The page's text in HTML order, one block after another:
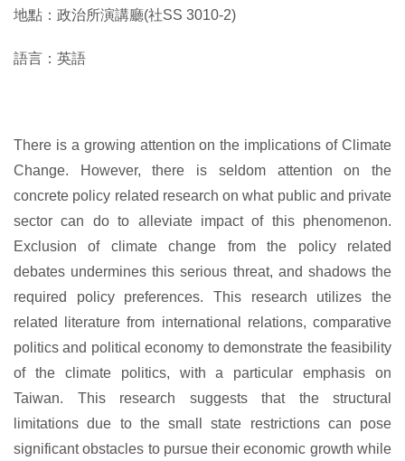
地點：政治所演講廳(社SS 3010-2)
語言：英語
There is a growing attention on the implications of Climate
Change. However, there is seldom attention on the
concrete policy related research on what public and private
sector can do to alleviate impact of this phenomenon.
Exclusion of climate change from the policy related
debates undermines this serious threat, and shadows the
required policy preferences. This research utilizes the
related literature from international relations, comparative
politics and political economy to demonstrate the feasibility
of the climate politics, with a particular emphasis on
Taiwan. This research suggests that the structural
limitations due to the small state restrictions can pose
significant obstacles to pursue their economic growth while